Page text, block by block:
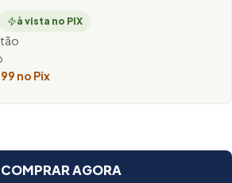
à vista no PIX
no Pix
COMPRAR AGORA